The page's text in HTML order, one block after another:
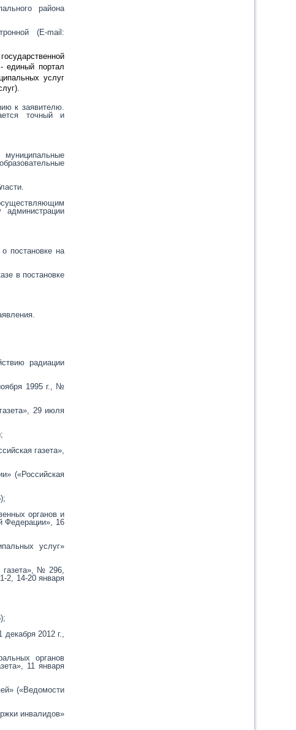
района
(E-mail :
единый портал
услуг
к заявителю.
точный и
постановке на
в постановке
радиации
1995 г., №
29 июля
газета»,
(«Российская
органов и
Федерации», 16
услуг»
газета», № 296,
2, 14-20 января
2012 г.,
органов
11 января
(«Ведомости
инвалидов»